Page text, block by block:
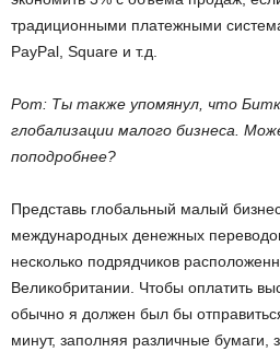
традиционными платежными
PayPal, Square и т.д.
Рот: Ты также упомянул, что
глобализации малого бизнеса.
поподробнее?
Представь глобальный малый
международных денежных
несколько подрядчиков
Великобритании. Чтобы оплатить
обычно я должен был бы
минут, заполняя различные бумаги,